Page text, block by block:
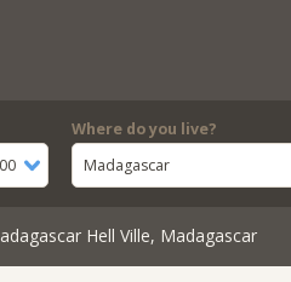
Where do you live?
Madagascar
Hell Ville, Madagascar